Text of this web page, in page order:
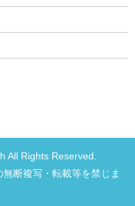
All Rights Reserved.
無断複写・転載等を禁じま